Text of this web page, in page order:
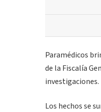
Paramédicos
de la Fiscalía
investigaciones.
Los hechos se